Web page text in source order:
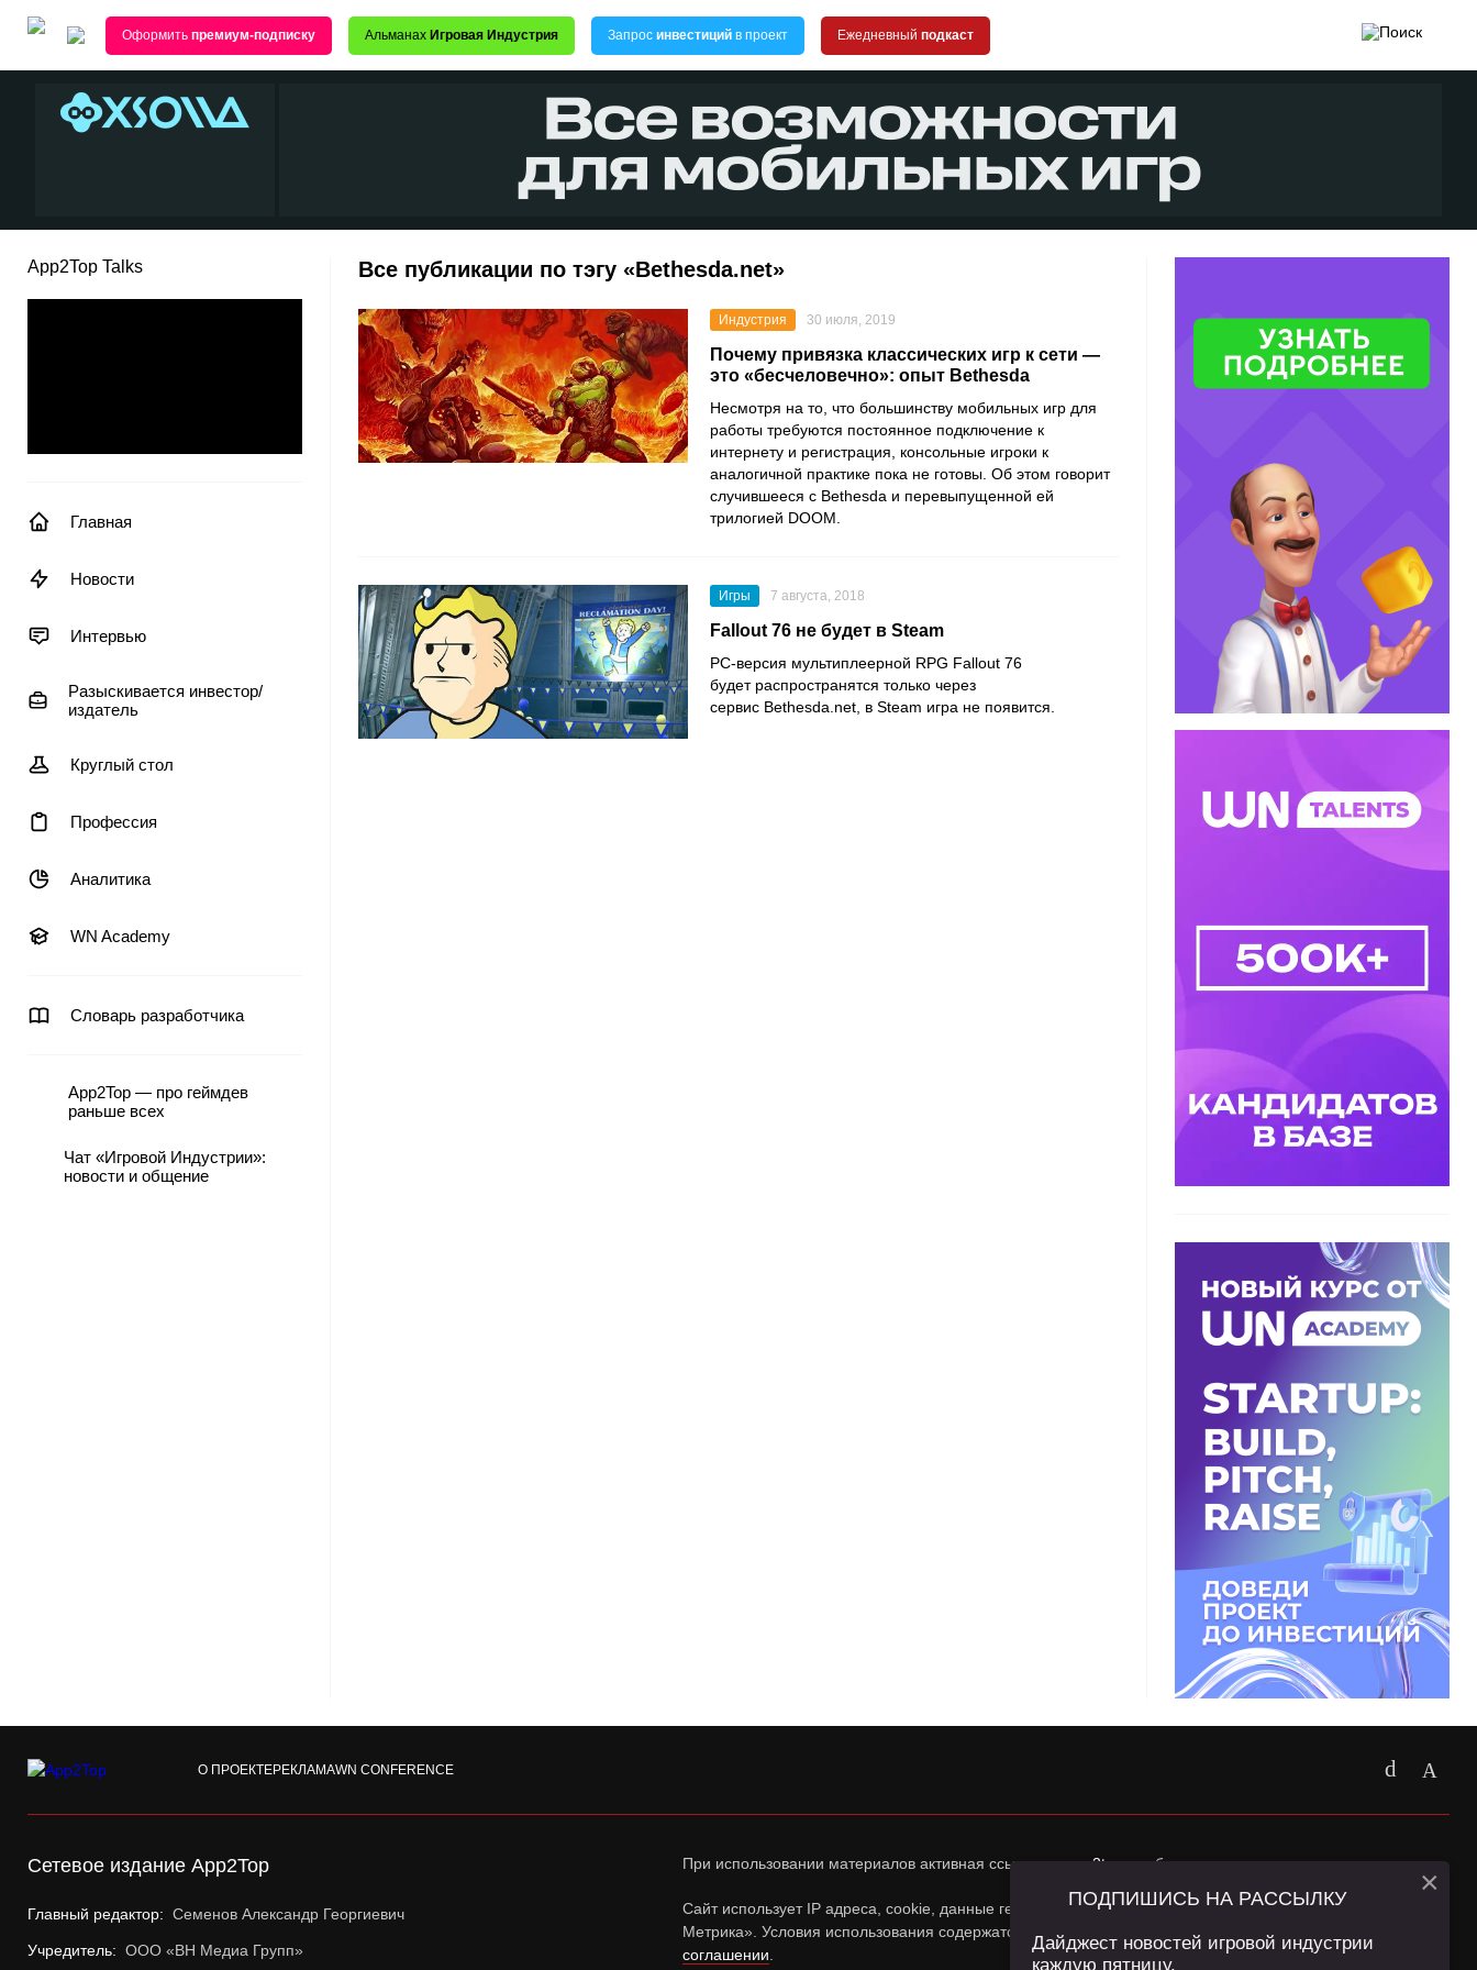
Оформить премиум-подписку Альманах Игровая Индустрия Запрос инвестиций в проект Ежедневный подкаст
App2Top Talks
Главная
Новости
Интервью
Разыскивается инвестор/
издатель
Круглый стол
Профессия
Аналитика
WN Academy
Словарь разработчика
App2Top — про геймдев
раньше всех
Чат «Игровой Индустрии»:
новости и общение
Все публикации по тэгу «Bethesda.net»
Индустрия 30 июля, 2019
Почему привязка классических игр к сети —
это «бесчеловечно»: опыт Bethesda
Несмотря на то, что большинству мобильных игр для
работы требуются постоянное подключение к
интернету и регистрация, консольные игроки к
аналогичной практике пока не готовы. Об этом говорит
случившееся с Bethesda и перевыпущенной ей
трилогией DOOM.
Игры 7 августа, 2018
Fallout 76 не будет в Steam
PC-версия мультиплеерной RPG Fallout 76
будет распространятся только через
сервис Bethesda.net, в Steam игра не появится.
О ПРОЕКТЕРЕКЛАМАWN CONFERENCE
Сетевое издание App2Top
Главный редактор: Семенов Александр Георгиевич
Учредитель: ООО «ВН Медиа Групп»
При использовании материалов активная ссылка наapp2top.ruобязательна.
Сайт использует IP адреса, cookie, данные геолокации Пользователей сайта и сервис «Яндекс
Метрика». Условия использования содержатся в
Политике конфиденциальностии
соглашении
ПОДПИШИСЬ НА РАССЫЛКУ
Дайджест новостей игровой индустрии
каждую пятницу.
×